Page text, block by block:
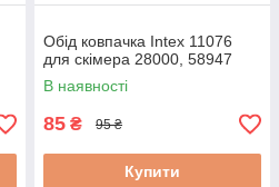
Обід ковпачка Intex 11076
для скімера 28000, 58947
В наявності
85 ₴ 95 ₴
Купити